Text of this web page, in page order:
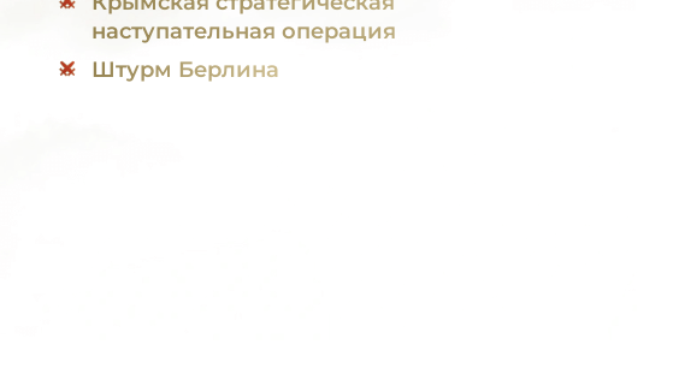
наступательная операция
Штурм Берлина